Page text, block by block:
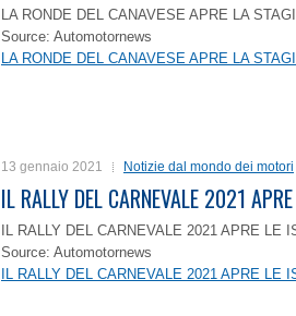
LA RONDE DEL CANAVESE APRE LA
Source: Automotornews
LA RONDE DEL CANAVESE APRE LA
13 gennaio 2021 Notizie dal mondo dei motori
IL RALLY DEL CARNEVALE 2021
IL RALLY DEL CARNEVALE 2021 APRE LE
Source: Automotornews
IL RALLY DEL CARNEVALE 2021 APRE LE